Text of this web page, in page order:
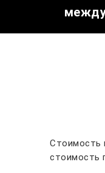
Стоимость
стоимость